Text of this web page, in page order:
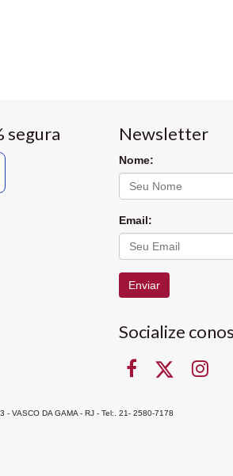
segura Newsletter
Nome:
Email:
Enviar
Socialize
VASCO DA GAMA - RJ - Tel:. 21- 2580-7178